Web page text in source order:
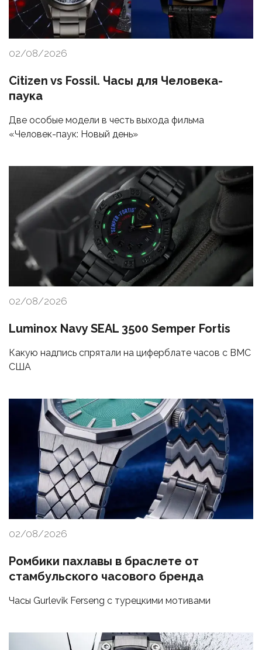
02/08/2026
Citizen vs Fossil. Часы для Человека-
паука
Две особые модели в честь выхода фильма
«Человек-паук: Новый день»
02/08/2026
Luminox Navy SEAL 3500 Semper Fortis
Какую надпись спрятали на циферблате часов с ВМС
США
02/08/2026
Ромбики пахлавы в браслете от
стамбульского часового бренда
Часы Gurlevik Ferseng с турецкими мотивами